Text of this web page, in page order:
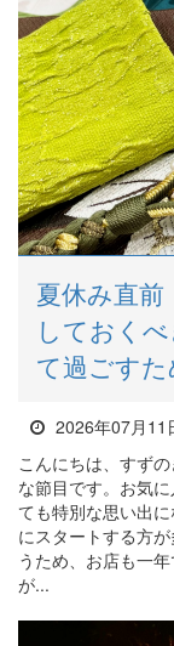
夏休み直
しておく
て過ごすた
2026年07月11
こんにちは、すず
な節目です。お気
ても特別な思い出
にスタートする方
うため、お店も一
が...